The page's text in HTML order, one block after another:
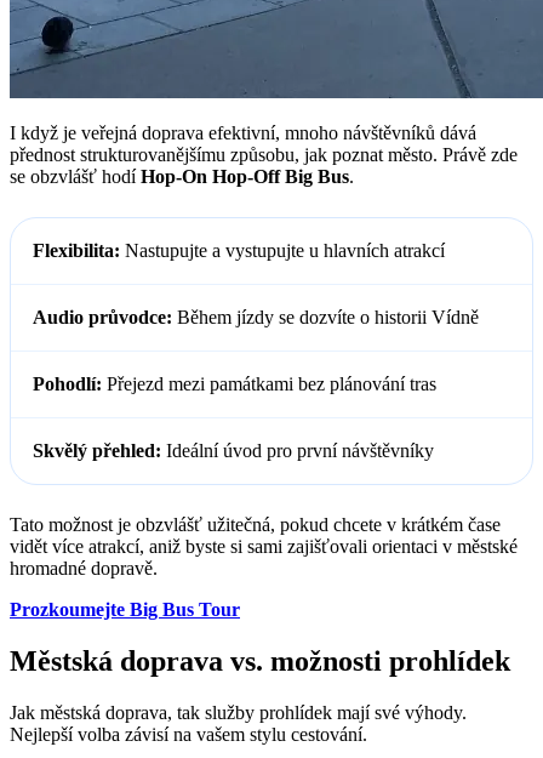
I když je veřejná doprava efektivní, mnoho návštěvníků dává
přednost strukturovanějšímu způsobu, jak poznat město. Právě zde
se obzvlášť hodíHop-On Hop-Off Big Bus.
Flexibilita: Nastupujte a vystupujte u hlavních atrakcí
Audio průvodce: Během jízdy se dozvíte o historii Vídně
Pohodlí: Přejezd mezi památkami bez plánování tras
Skvělý přehled: Ideální úvod pro první návštěvníky
Tato možnost je obzvlášť užitečná, pokud chcete v krátkém čase
vidět více atrakcí, aniž byste si sami zajišťovali orientaci v městské
hromadné dopravě.
Prozkoumejte Big Bus Tour
Městská doprava vs. možnosti prohlídek
Jak městská doprava, tak služby prohlídek mají své výhody.
Nejlepší volba závisí na vašem stylu cestování.